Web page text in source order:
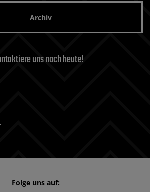
Archiv
uns noch heute!
Folge uns auf: